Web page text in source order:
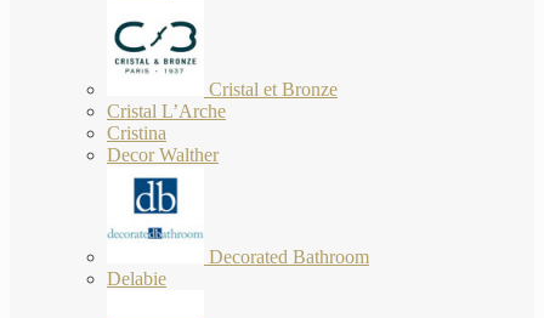
Cristal et Bronze
Cristal L’Arche
Cristina
Decor Walther
Decorated Bathroom
Delabie